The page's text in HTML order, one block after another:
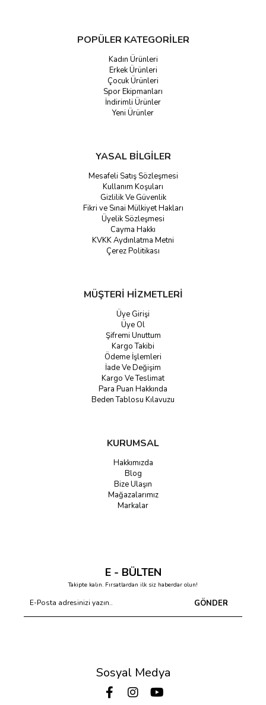
POPÜLER KATEGORİLER
Kadın Ürünleri
Erkek Ürünleri
Çocuk Ürünleri
Spor Ekipmanları
İndirimli Ürünler
Yeni Ürünler
YASAL BİLGİLER
Mesafeli Satış Sözleşmesi
Kullanım Koşuları
Gizlilik Ve Güvenlik
Fikri ve Sınai Mülkiyet Hakları
Üyelik Sözleşmesi
Cayma Hakkı
KVKK Aydınlatma Metni
Çerez Politikası
MÜŞTERİ HİZMETLERİ
Üye Girişi
Üye Ol
Şifremi Unuttum
Kargo Takibi
Ödeme İşlemleri
İade Ve Değişim
Kargo Ve Teslimat
Para Puan Hakkında
Beden Tablosu Kılavuzu
KURUMSAL
Hakkımızda
Blog
Bize Ulaşın
Mağazalarımız
Markalar
E - BÜLTEN
Takipte kalın. Fırsatlardan ilk siz haberdar olun!
GÖNDER
Sosyal Medya